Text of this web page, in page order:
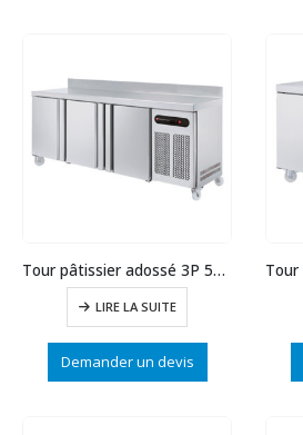
Tour pâtissier adossé 3P 595L prof.800
LIRE LA SUITE
Demander un devis